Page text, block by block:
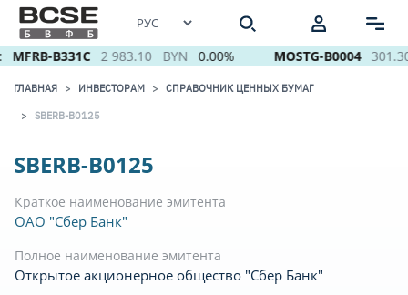
MFRB-B331C 2 983.10 BYN 0.00% MOSTG-B0004 301.30
ГЛАВНАЯ ИНВЕСТОРАМ СПРАВОЧНИК ЦЕННЫХ БУМАГ
SBERB-B0125
SBERB-B0125
Краткое наименование эмитента
ОАО "Сбер Банк"
Полное наименование эмитента
Открытое акционерное общество "Сбер Банк"